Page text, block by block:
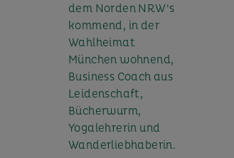
dem Norden NRW‘s
kommend, in der
Wahlheimat
München wohnend,
Business Coach aus
Leidenschaft,
Bücherwurm,
Yogalehrerin und
Wanderliebhaberin.